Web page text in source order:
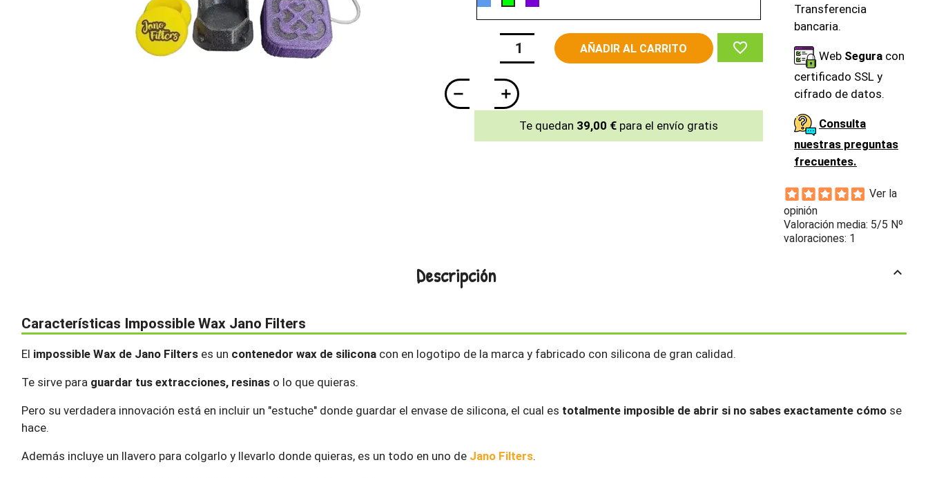
AÑADIR AL CARRITO favorite_border
Te quedan 39,00 €para el envío gratis
Transferencia
bancaria.
Web Seguracon
certificado SSL y
cifrado de datos.
Consulta
nuestras preguntas
frecuentes.
Ver la
opinión
Valoración media: 5/5 Nº
valoraciones: 1
Descripción keyboard_arrow_up
Características Impossible Wax Jano Filters
El impossible Wax de Jano Filters es un contenedor wax de silicona con en logotipo de la marca y fabricado con silicona de gran calidad.
Te sirve para guardar tus extracciones, resinas o lo que quieras.
Pero su verdadera innovación está en incluir un "estuche" donde guardar el envase de silicona, el cual es totalmente imposible de abrir si no sabes exactamente cómo se
hace.
Además incluye un llavero para colgarlo y llevarlo donde quieras, es un todo en uno de Jano Filters.